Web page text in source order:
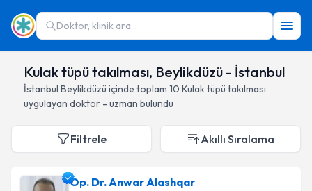
Doktor, klinik ara...
Kulak tüpü takılması, Beylikdüzü - İstanbul
İstanbul Beylikdüzü içinde toplam 10 Kulak tüpü takılması
uygulayan doktor - uzman bulundu
Filtrele Akıllı Sıralama
Op. Dr. Anwar Alashqar